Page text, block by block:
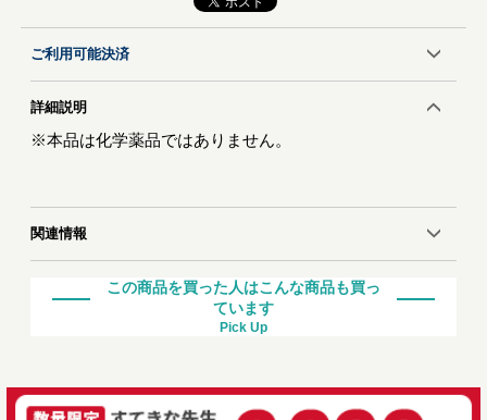
ご利用可能決済
詳細説明
※本品は化学薬品ではありません。
関連情報
この商品を買った人はこんな商品も買っ
ています
Pick Up